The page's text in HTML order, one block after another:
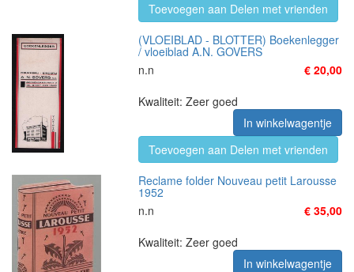
Toevoegen aan Delen met vrienden
(VLOEIBLAD - BLOTTER) Boekenlegger
/ vloeiblad A.N. GOVERS
n.n
€ 20,00
Kwaliteit: Zeer goed
In winkelwagentje
Toevoegen aan Delen met vrienden
Reclame folder Nouveau petit Larousse
1952
n.n
€ 35,00
Kwaliteit: Zeer goed
In winkelwagentje